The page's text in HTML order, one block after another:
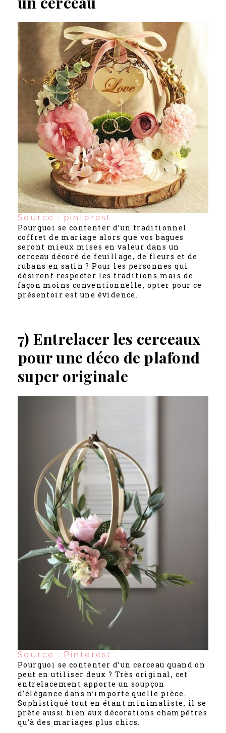
Source : pinterest
Pourquoi se contenter d’un traditionnel
coffret de mariage alors que vos bagues
seront mieux mises en valeur dans un
cerceau décoré de feuillage, de fleurs et de
rubans en satin ? Pour les personnes qui
désirent respecter les traditions mais de
façon moins conventionnelle, opter pour ce
présentoir est une évidence.
7) Entrelacer les cerceaux
pour une déco de plafond
super originale
Source : Pinterest
Pourquoi se contenter d’un cerceau quand on
peut en utiliser deux ? Très original, cet
entrelacement apporte un soupçon
d’élégance dans n’importe quelle pièce.
Sophistiqué tout en étant minimaliste, il se
prête aussi bien aux décorations champêtres
qu’à des mariages plus chics.